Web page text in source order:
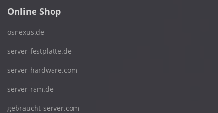
Online Shop
osnexus.de
server-festplatte.de
server-hardware.com
server-ram.de
gebraucht-server.com